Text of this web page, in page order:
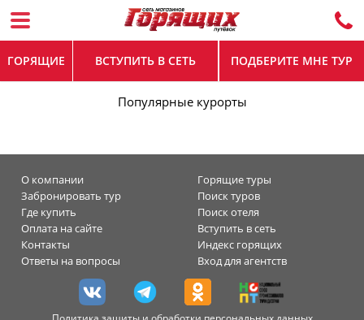
ГОРЯЩИЕ ВСТУПИТЬ В СЕТЬ ПОДБЕРИТЕ МНЕ ТУР
Популярные курорты
О компании
Горящие туры
Забронировать тур
Поиск туров
Где купить
Поиск отеля
Оплата на сайте
Вступить в сеть
Контакты
Индекс горящих
Ответы на вопросы
Вход для агентств